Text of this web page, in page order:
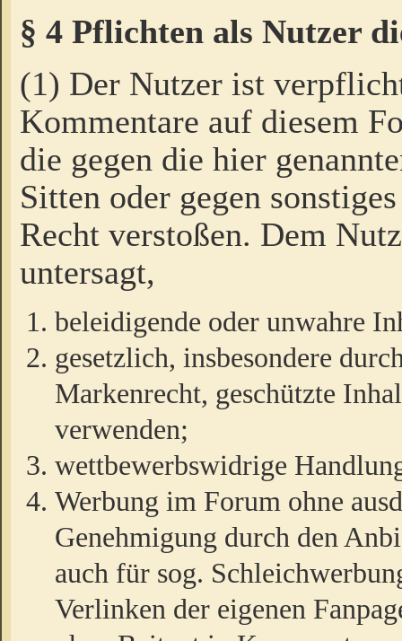
§ 4 Pflichten als Nutzer
(1) Der Nutzer ist
Kommentare auf diesem
die gegen die hier
Sitten oder gegen
Recht verstoßen. Dem
untersagt,
beleidigende oder unwahre
gesetzlich, insbesondere
Markenrecht, geschützte
verwenden;
wettbewerbswidrige
Werbung im Forum ohne
Genehmigung durch den
auch für sog.
Verlinken der eigenen